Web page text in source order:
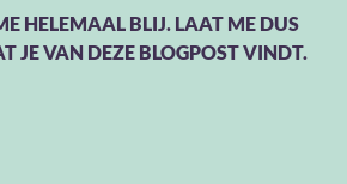
HELEMAAL BLIJ. LAAT ME DUS
JE VAN DEZE BLOGPOST VINDT.